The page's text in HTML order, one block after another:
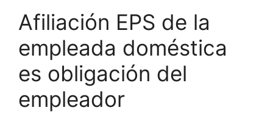
Afiliación EPS de la
empleada doméstica
es obligación del
empleador